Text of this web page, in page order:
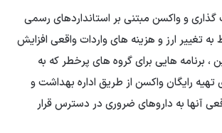
گذاری و واکسن مبتنی بر استانداردهای رسمی
تغییر ارز و هزینه های واردات واقعی افزایش
، برنامه هایی برای گروه های پرخطر که به
تهیه رایگان واکسن از طریق اداره بهداشت و
آنها به داروهای ضروری در دسترس قرار